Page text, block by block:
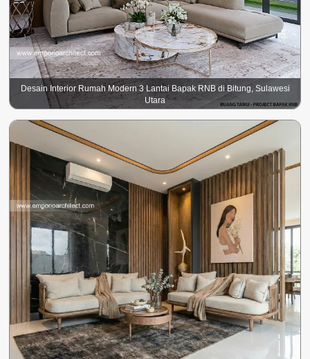
Desain Interior Rumah Modern 3 Lantai Bapak RNB di Bitung, Sulawesi
Utara